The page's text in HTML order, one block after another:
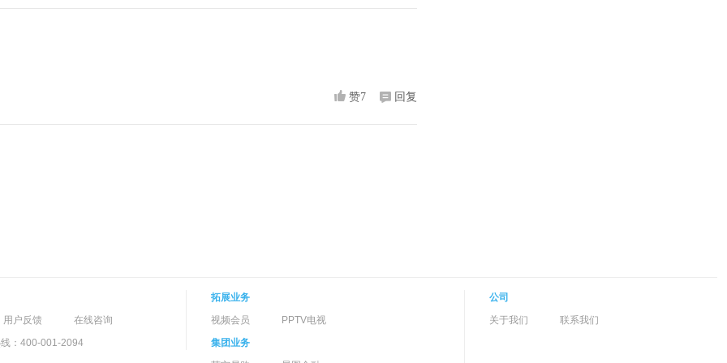
回复
赞7
用户反馈
在线咨询
：400-001-2094
拓展业务
视频会员
PPTV电视
集团业务
公司
关于我们
联系我们